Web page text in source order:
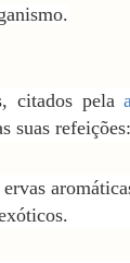
citados pela
suas refeições: